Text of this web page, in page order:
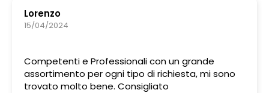
Lorenzo
15/04/2024
Competenti e Professionali con un grande
assortimento per ogni tipo di richiesta, mi sono
trovato molto bene. Consigliato